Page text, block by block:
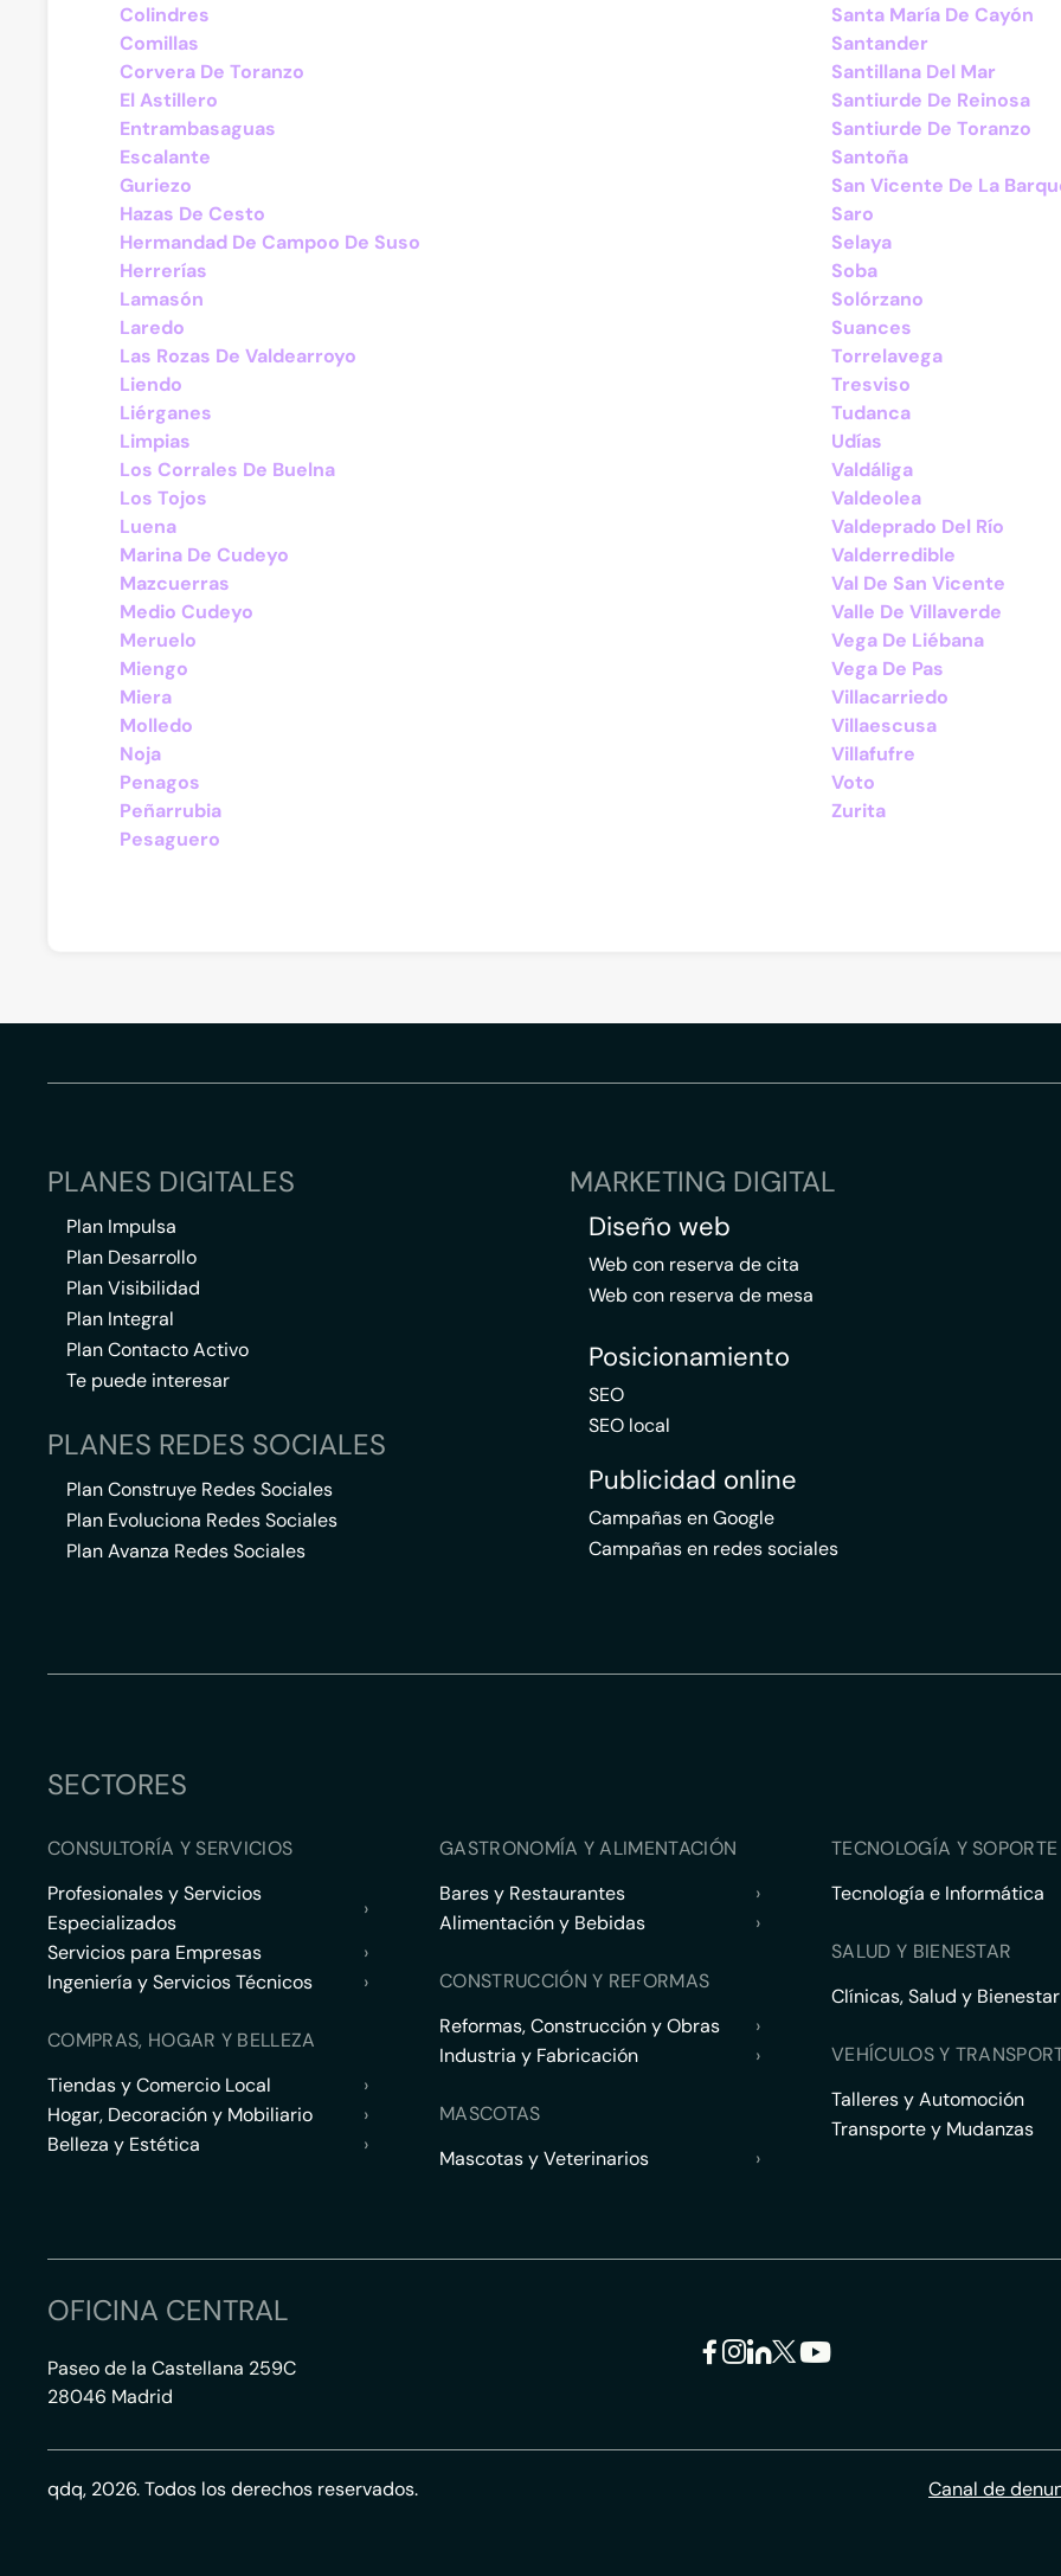
Colindres
Comillas
Corvera De Toranzo
El Astillero
Entrambasaguas
Escalante
Guriezo
Hazas De Cesto
Hermandad De Campoo De Suso
Herrerías
Lamasón
Laredo
Las Rozas De Valdearroyo
Liendo
Liérganes
Limpias
Los Corrales De Buelna
Los Tojos
Luena
Marina De Cudeyo
Mazcuerras
Medio Cudeyo
Meruelo
Miengo
Miera
Molledo
Noja
Penagos
Peñarrubia
Pesaguero
Santa María De Cayón
Santander
Santillana Del Mar
Santiurde De Reinosa
Santiurde De Toranzo
Santoña
San Vicente De La
Saro
Selaya
Soba
Solórzano
Suances
Torrelavega
Tresviso
Tudanca
Udías
Valdáliga
Valdeolea
Valdeprado Del Río
Valderredible
Val De San Vicente
Valle De Villaverde
Vega De Liébana
Vega De Pas
Villacarriedo
Villaescusa
Villafufre
Voto
Zurita
PLANES DIGITALES
Plan Impulsa
Plan Desarrollo
Plan Visibilidad
Plan Integral
Plan Contacto Activo
Te puede interesar
PLANES REDES SOCIALES
Plan Construye Redes Sociales
Plan Evoluciona Redes Sociales
Plan Avanza Redes Sociales
MARKETING DIGITAL
Diseño web
Web con reserva de cita
Web con reserva de mesa
Posicionamiento
SEO
SEO local
Publicidad online
Campañas en Google
Campañas en redes sociales
SECTORES
CONSULTORÍA Y SERVICIOS
Profesionales y Servicios
Especializados
›
Servicios para Empresas
›
Ingeniería y Servicios Técnicos
›
COMPRAS, HOGAR Y BELLEZA
Tiendas y Comercio Local
›
Hogar, Decoración y Mobiliario
›
Belleza y Estética
›
GASTRONOMÍA Y ALIMENTACIÓN
Bares y Restaurantes
›
Alimentación y Bebidas
›
CONSTRUCCIÓN Y REFORMAS
Reformas, Construcción y Obras
›
Industria y Fabricación
›
MASCOTAS
Mascotas y Veterinarios
›
TECNOLOGÍA Y
Tecnología e Informática
SALUD Y BIENESTAR
Clínicas, Salud y Bienestar
VEHÍCULOS Y
Talleres y Automoción
Transporte y Mudanzas
OFICINA CENTRAL
Paseo de la Castellana 259C
28046 Madrid
Canal de
qdq, 2026. Todos los derechos reservados.